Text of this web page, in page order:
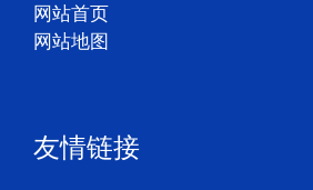
网站首页
网站地图
友情链接